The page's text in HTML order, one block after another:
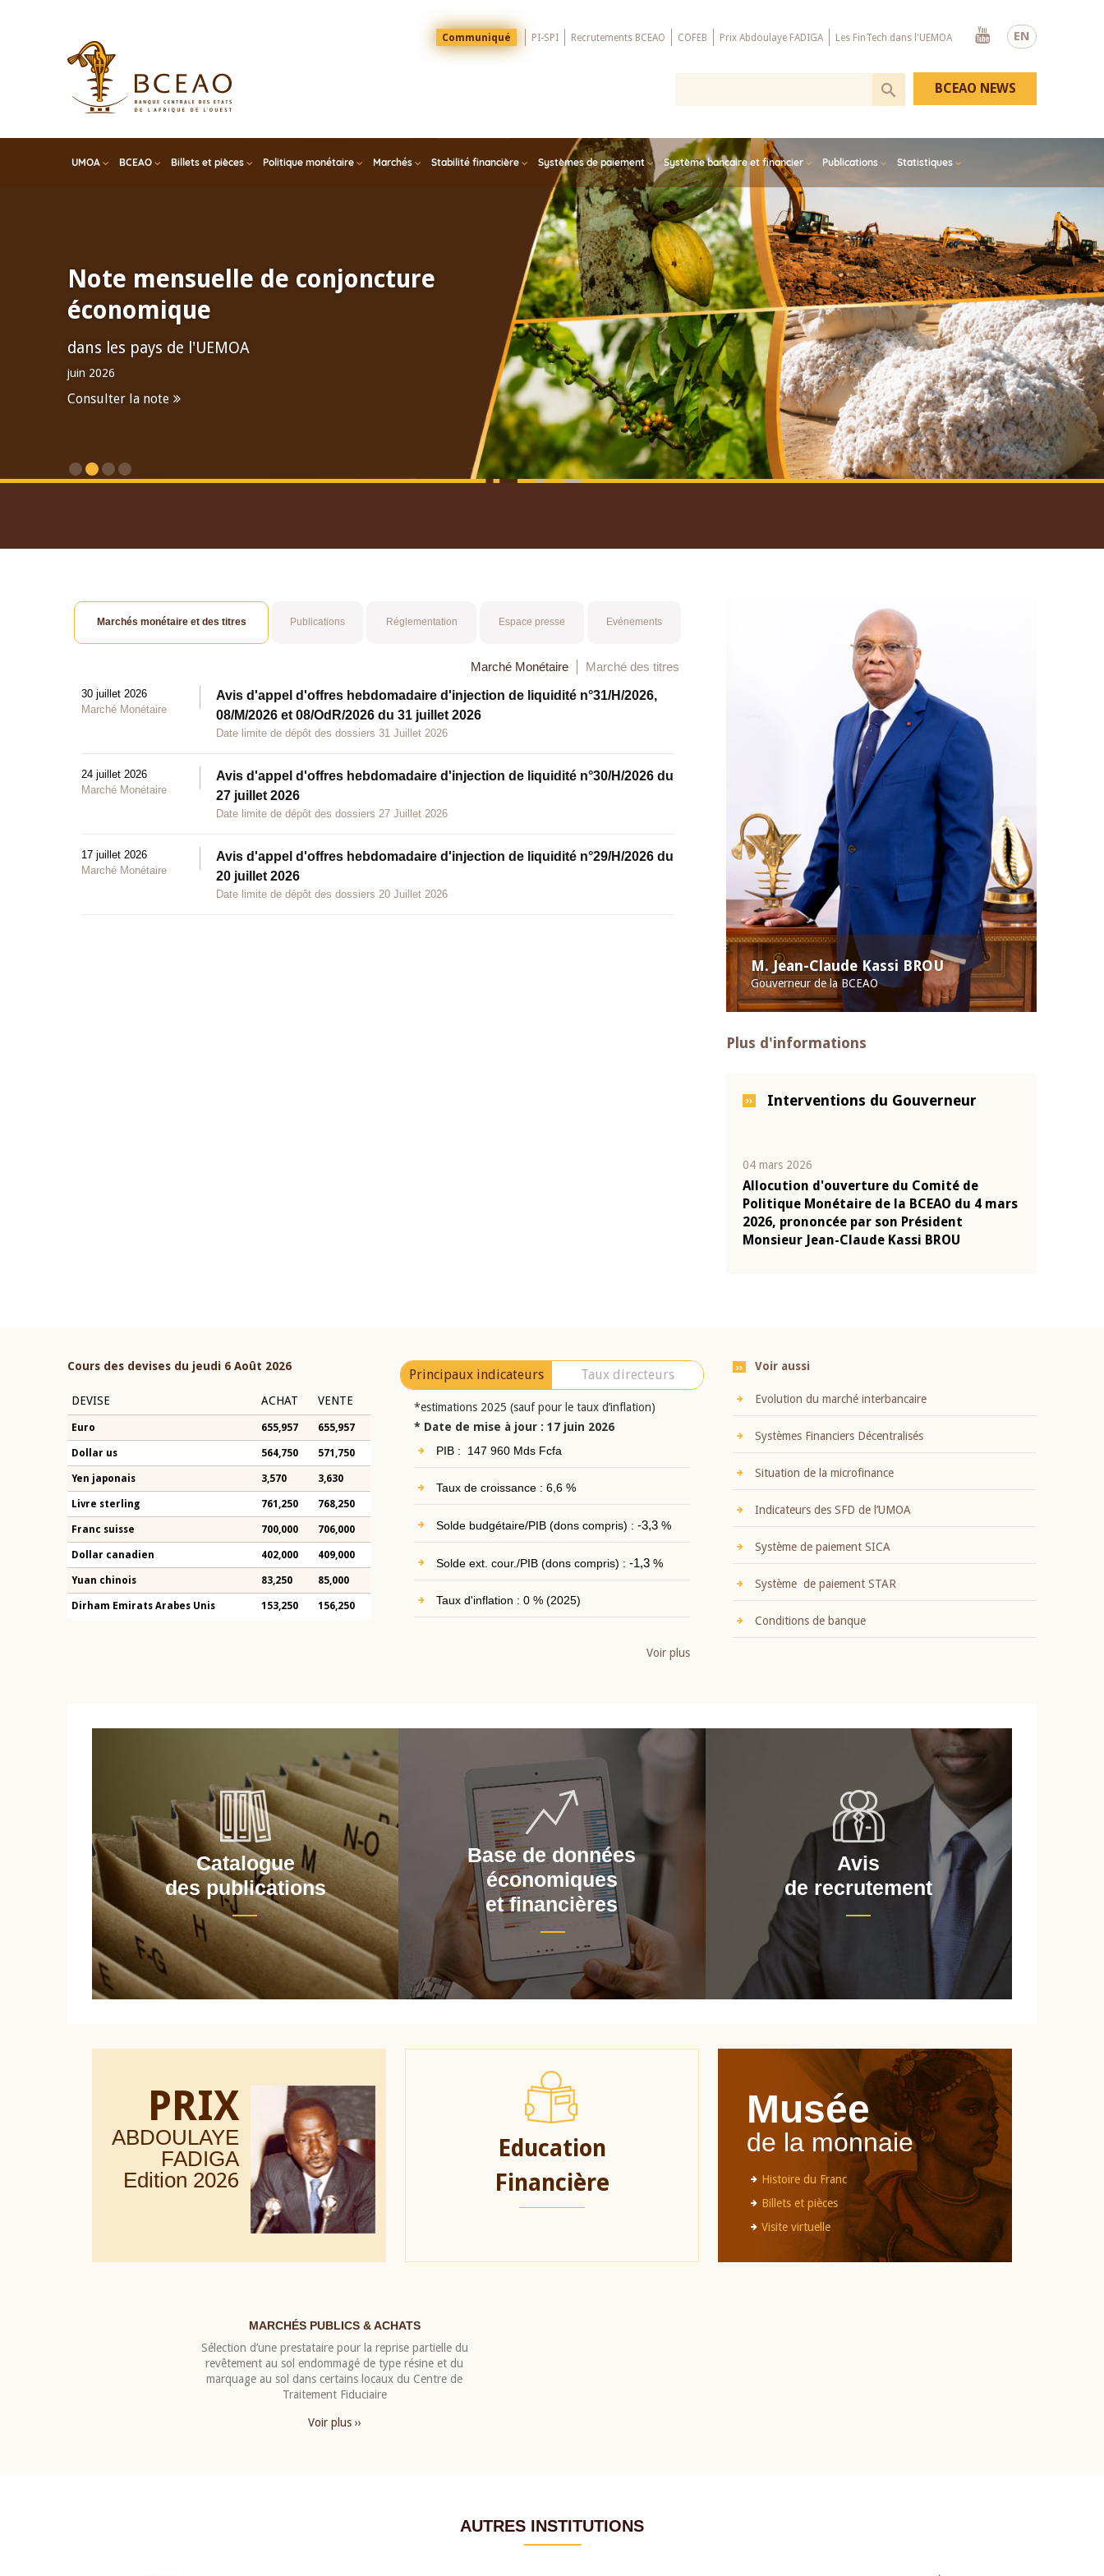
EN
Menu
Top
Communiqué PI-SPI Recrutements BCEAO COFEB Prix Abdoulaye FADIGA Les FinTech dans l'UEMOA
Youtube
UMOA BCEAO Billets et pièces Politique monétaire Marchés Stabilité financière Systèmes de paiement Système bancaire et financier Publications Statistiques
BCEAO NEWS
Note mensuelle de conjoncture
économique
dans les pays de l'UEMOA
juin 2026
Consulter la note
M. Jean-Claude Kassi BROU
Gouverneur de la BCEAO
Plus d'informations
Interventions du Gouverneur
04 mars 2026
Allocution d'ouverture du Comité de
Politique Monétaire de la BCEAO du 4 mars
2026, prononcée par son Président
Monsieur Jean-Claude Kassi BROU
Marchés monétaire et des titres Publications Réglementation Espace presse Evénements
Marché Monétaire Marché des titres
30 juillet 2026
Marché Monétaire
Avis d'appel d'offres hebdomadaire d'injection de liquidité n°31/H/2026,
08/M/2026 et 08/OdR/2026 du 31 juillet 2026
Date limite de dépôt des dossiers 31 Juillet 2026
24 juillet 2026
Marché Monétaire
Avis d'appel d'offres hebdomadaire d'injection de liquidité n°30/H/2026 du
27 juillet 2026
Date limite de dépôt des dossiers 27 Juillet 2026
17 juillet 2026
Marché Monétaire
Avis d'appel d'offres hebdomadaire d'injection de liquidité n°29/H/2026 du
20 juillet 2026
Date limite de dépôt des dossiers 20 Juillet 2026
Cours des devises du jeudi 6 Août 2026
DEVISE ACHAT VENTE
Euro 655,957 655,957
Dollar us 564,750 571,750
Yen japonais 3,570 3,630
Livre sterling 761,250 768,250
Franc suisse 700,000 706,000
Dollar canadien 402,000 409,000
Yuan chinois 83,250 85,000
Dirham Emirats Arabes Unis 153,250 156,250
Principaux indicateurs Taux directeurs
*estimations 2025 (sauf pour le taux d’inflation)
* Date de mise à jour : 17 juin 2026
PIB : 147 960 Mds Fcfa
Taux de croissance : 6,6 %
Solde budgétaire/PIB (dons compris) : -3,3%
Solde ext. cour./PIB (dons compris) : -1,3%
Taux d'inflation : 0 % (2025)
Voir plus
Voir aussi
Evolution du marché interbancaire
Systèmes Financiers Décentralisés
Situation de la microfinance
Indicateurs des SFD de l’UMOA
Système de paiement SICA
Système de paiement STAR
Conditions de banque
Catalogue
des publications
Base de données
économiques
et financières
Avis
de recrutement
PRIX
ABDOULAYE
FADIGA
Edition 2026
Education
Financière
Musée
de la monnaie
Histoire du Franc
Billets et pièces
Visite virtuelle
MARCHÉS PUBLICS & ACHATS
Sélection d’une prestataire pour la reprise partielle du
revêtement au sol endommagé de type résine et du
marquage au sol dans certains locaux du Centre de
Traitement Fiduciaire
Voir plus ››
AUTRES INSTITUTIONS